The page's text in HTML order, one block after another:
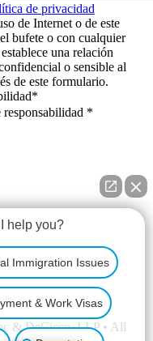
de privacidad
de Internet o de este
bufete o con cualquier
una relación
o sensible al
de este formulario.
*
*
twitter
& DeCicco, LLP • All
help you?
Immigration Issues
& Work Visas